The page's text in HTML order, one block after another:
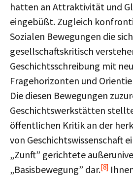
hatten an Attraktivität und
eingebüßt. Zugleich
Sozialen Bewegungen die
gesellschaftskritisch
Geschichtsschreibung mit
Fragehorizonten und
Die diesen Bewegungen
Geschichtswerkstätten
öffentlichen Kritik an der
von Geschichtswissenschaft
„Zunft” gerichtete
„Basisbewegung” dar.[8]